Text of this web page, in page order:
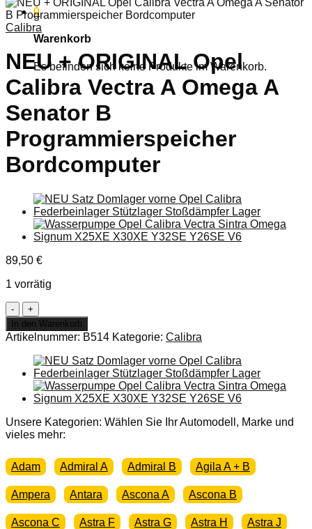
0
Warenkorb
Es befinden sich keine Produkte im Warenkorb.
Calibra
NEU + ORIGINAL Opel
Calibra Vectra A Omega A
Senator B
Programmierspeicher
Bordcomputer
89,50 €
1 vorrätig
NEU
+
ORIGINAL
Opel
Calibra
Vectra
Omega
Senator
B
Bordcomputer
Menge
In den Warenkorb
Artikelnummer: B514 Kategorie: Calibra
Unsere Kategorien: Wählen Sie Ihr Automodell, Marke und
vieles mehr:
Adam Admiral A Admiral B Agila A + B
Ampera Antara Ascona A Ascona B
Ascona C Astra F Astra G Astra H Astra J